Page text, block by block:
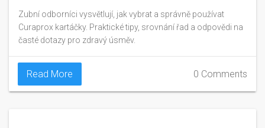
Zubní odborníci vysvětlují, jak vybrat a správně používat
Curaprox kartáčky. Praktické tipy, srovnání řad a odpovědi na
časté dotazy pro zdravý úsměv.
Read More 0 Comments